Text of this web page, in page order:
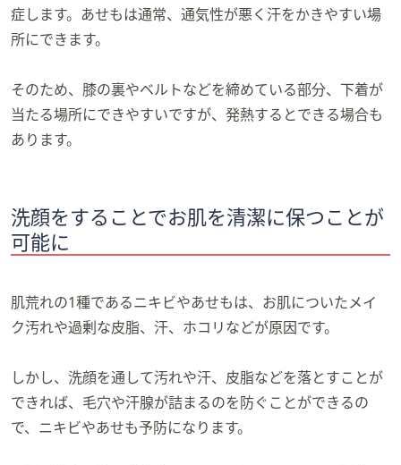
症します。あせもは通常、通気性が悪く汗をかきやすい場
所にできます。
そのため、膝の裏やベルトなどを締めている部分、下着が
当たる場所にできやすいですが、発熱するとできる場合も
あります。
洗顔をすることでお肌を清潔に保つことが
可能に
肌荒れの1種であるニキビやあせもは、お肌についたメイ
ク汚れや過剰な皮脂、汗、ホコリなどが原因です。
しかし、洗顔を通して汚れや汗、皮脂などを落とすことが
できれば、毛穴や汗腺が詰まるのを防ぐことができるの
で、ニキビやあせも予防になります。